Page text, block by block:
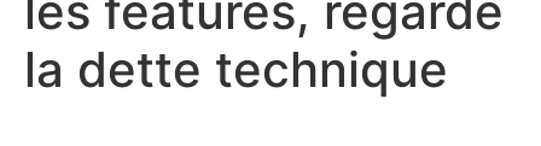
la dette technique